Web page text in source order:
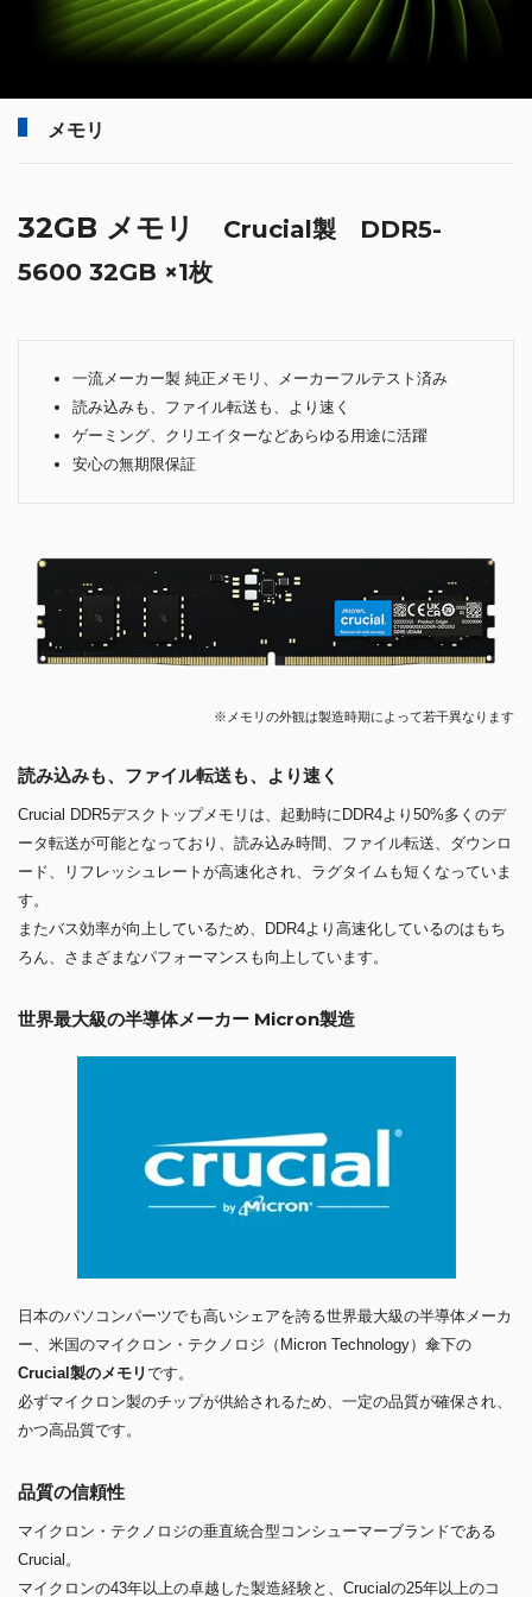
メモリ
32GB メモリ
Crucial製 DDR5-
5600 32GB ×1枚
一流メーカー製 純正メモリ、メーカーフルテスト済み
読み込みも、ファイル転送も、より速く
ゲーミング、クリエイターなどあらゆる用途に活躍
安心の無期限保証
※メモリの外観は製造時期によって若干異なります
読み込みも、ファイル転送も、より速く
Crucial DDR5デスクトップメモリは、起動時にDDR4より50%多くのデ
ータ転送が可能となっており、読み込み時間、ファイル転送、ダウンロ
ード、リフレッシュレートが高速化され、ラグタイムも短くなっていま
す。
またバス効率が向上しているため、DDR4より高速化しているのはもち
ろん、さまざまなパフォーマンスも向上しています。
世界最大級の半導体メーカー Micron製造
日本のパソコンパーツでも高いシェアを誇る世界最大級の半導体メーカ
ー、米国のマイクロン・テクノロジ（Micron Technology）傘下の
Crucial製のメモリです。
必ずマイクロン製のチップが供給されるため、一定の品質が確保され、
かつ高品質です。
品質の信頼性
マイクロン・テクノロジの垂直統合型コンシューマーブランドである
Crucial。
マイクロンの43年以上の卓越した製造経験と、Crucialの25年以上のコ